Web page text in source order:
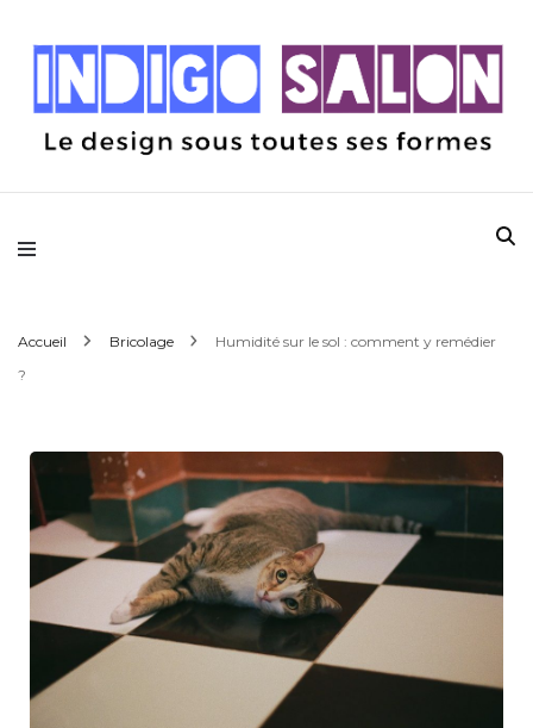
Indigo Salon
Accueil Bricolage
Humidité sur le sol : comment y remédier
?